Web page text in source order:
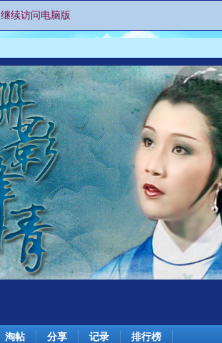
继续访问电脑版
淘帖 分享 记录 排行榜